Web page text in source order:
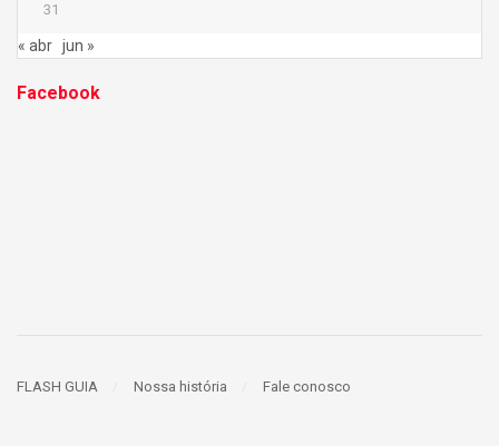
31
« abr jun »
Facebook
FLASH GUIA Nossa história Fale conosco